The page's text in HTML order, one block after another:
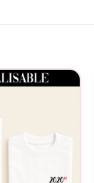
chaque
silhouette
un lien, un
vous offrez
que les